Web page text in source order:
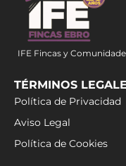
IFE Fincas y
TÉRMINOS
Política de Privacidad
Aviso Legal
Política de Cookies